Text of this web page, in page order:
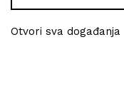
Otvori sva događanja